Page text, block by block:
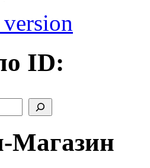
ID:
Магазин